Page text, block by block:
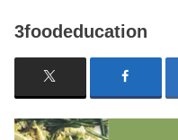
3foodeducation